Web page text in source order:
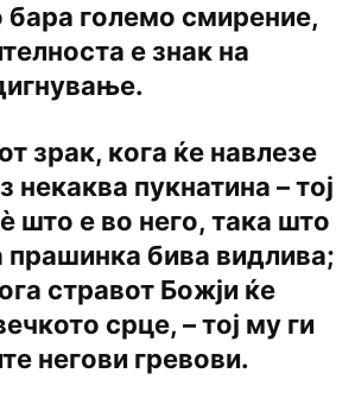
бара големо смирение,
е знак на
зрак, кога ќе навлезе
некаква пукнатина – тој
што е во него, така што
прашинка бива видлива;
стравот Божји ќе
срце, – тој му ги
негови гревови.